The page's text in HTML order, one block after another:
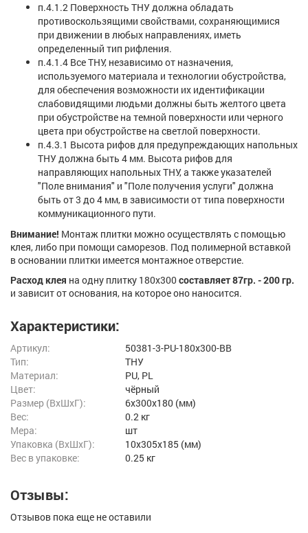
п.4.1.2 Поверхность ТНУ должна обладать
противоскользящими свойствами, сохраняющимися
при движении в любых направлениях, иметь
определенный тип рифления.
п.4.1.4 Все ТНУ, независимо от назначения,
используемого материала и технологии обустройства,
для обеспечения возможности их идентификации
слабовидящими людьми должны быть желтого цвета
при обустройстве на темной поверхности или черного
цвета при обустройстве на светлой поверхности.
п.4.3.1 Высота рифов для предупреждающих напольных
ТНУ должна быть 4 мм. Высота рифов для
направляющих напольных ТНУ, а также указателей
"Поле внимания" и "Поле получения услуги" должна
быть от 3 до 4 мм, в зависимости от типа поверхности
коммуникационного пути.
Внимание! Монтаж плитки можно осуществлять с помощью
клея, либо при помощи саморезов. Под полимерной вставкой
в основании плитки имеется монтажное отверстие.
Расход клея на одну плитку 180х300 составляет 87гр. - 200 гр.
и зависит от основания, на которое оно наносится.
Характеристики:
Артикул:
50381-3-PU-180x300-BB
Тип:
ТНУ
Материал:
PU, PL
Цвет:
чёрный
Размер (ВxШxГ):
6x300x180 (мм)
Вес:
0.2 кг
Мера:
шт
Упаковка (ВхШхГ):
10x305x185 (мм)
Вес в упаковке:
0.25 кг
Отзывы:
Отзывов пока еще не оставили